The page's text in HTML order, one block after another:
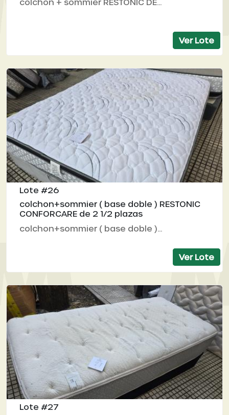
Ver Lote
Lote #26
colchon+sommier ( base doble ) RESTONIC
CONFORCARE de 2 1/2 plazas
colchon+sommier ( base doble )...
Ver Lote
Lote #27